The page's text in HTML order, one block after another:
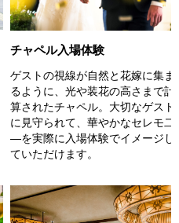
チャペル入場体験
ゲストの視線が自然と花嫁に集ま
るように、光や装花の高さまで計
算されたチャペル。大切なゲスト
に見守られて、華やかなセレモ二
―を実際に入場体験でイメージし
ていただけます。